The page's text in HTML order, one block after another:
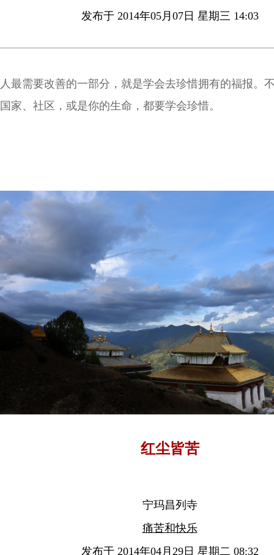
发布于 2014年05月07日 星期三 14:03
人最需要改善的一部分，就是学会去珍惜拥有的福报。
国家、社区，或是你的生命，都要学会珍惜。
红尘皆苦
宁玛昌列寺
痛苦和快乐
发布于 2014年04月29日 星期二 08:32